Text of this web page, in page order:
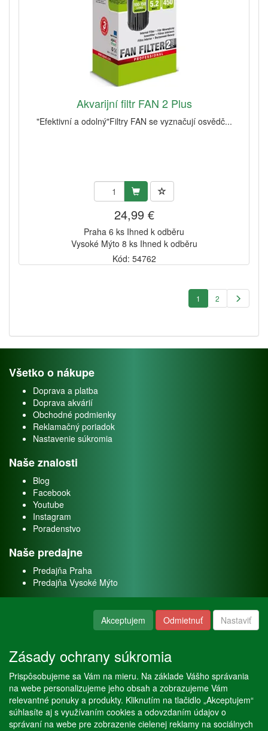
Akvarijní filtr FAN 2 Plus
"Efektivní a odolný"Filtry FAN se vyznačují osvědč...
24,99 €
Praha 6 ks Ihned k odběru
Vysoké Mýto 8 ks Ihned k odběru
Kód: 54762
1 2
Všetko o nákupe
Doprava a platba
Doprava akvárií
Obchodné podmienky
Reklamačný poriadok
Nastavenie súkromia
Naše znalosti
Blog
Facebook
Youtube
Instagram
Poradenstvo
Naše predajne
Predajňa Praha
Predajňa Vysoké Mýto
Naše služby
Servis
Predaj akváriových rýb
Predaj akváriových rastlín
Akceptujem Odmietnuť Nastaviť
Zásady ochrany súkromia
Prispôsobujeme sa Vám na mieru. Na základe Vášho správania
na webe personalizujeme jeho obsah a zobrazujeme Vám
relevantné ponuky a produkty. Kliknutím na tlačidlo „Akceptujem“
súhlasíte aj s využívaním cookies a odovzdaním údajov o
správaní na webe pre zobrazenie cielenej reklamy na sociálnych